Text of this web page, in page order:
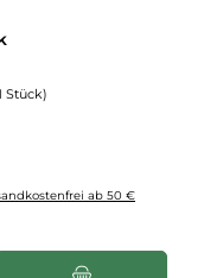
Stück)
ab 50 €